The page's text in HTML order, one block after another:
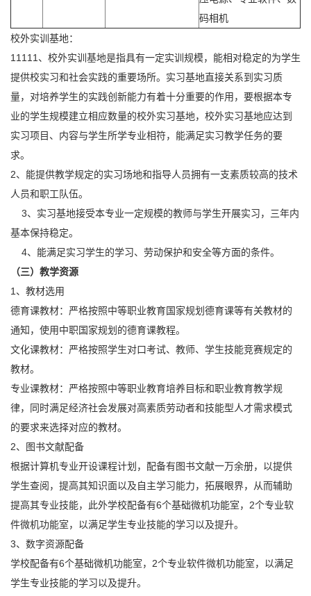
码相机
校外实训基地：
11111、校外实训基地是指具有一定实训规模，能相对稳定的为学生
提供校实习和社会实践的重要场所。实习基地直接关系到实习质
量，对培养学生的实践创新能力有着十分重要的作用，要根据本专
业的学生规模建立相应数量的校外实习基地，校外实习基地应达到
实习项目、内容与学生所学专业相符，能满足实习教学任务的要
求。
2、能提供教学规定的实习场地和指导人员拥有一支素质较高的技术
人员和职工队伍。
3、实习基地接受本专业一定规模的教师与学生开展实习，三年内
基本保持稳定。
4、能满足实习学生的学习、劳动保护和安全等方面的条件。
（三）教学资源
1、教材选用
德育课教材：严格按照中等职业教育国家规划德育课等有关教材的
通知，使用中职国家规划的德育课教程。
文化课教材：严格按照学生对口考试、教师、学生技能竞赛规定的
教材。
专业课教材：严格按照中等职业教育培养目标和职业教育教学规
律，同时满足经济社会发展对高素质劳动者和技能型人才需求模式
的要求来选择对应的教材。
2、图书文献配备
根据计算机专业开设课程计划，配备有图书文献一万余册，以提供
学生查阅，提高其知识面以及自主学习能力，拓展眼界，从而辅助
提高其专业技能，此外学校配备有6个基础微机功能室，2个专业软
件微机功能室，以满足学生专业技能的学习以及提升。
3、数字资源配备
学校配备有6个基础微机功能室，2个专业软件微机功能室，以满足
学生专业技能的学习以及提升。